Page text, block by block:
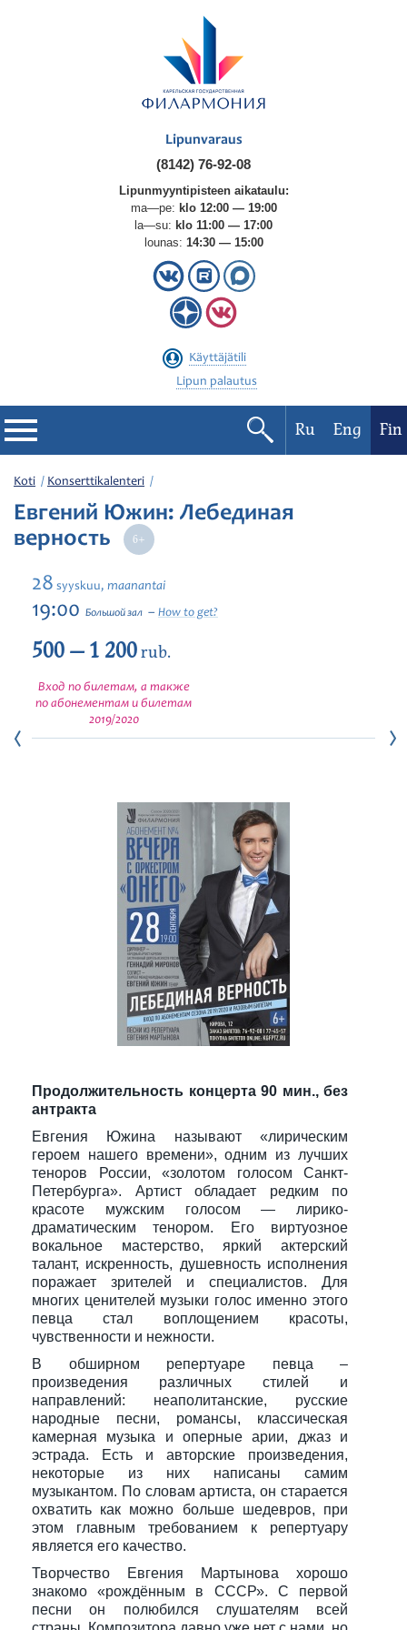
Lipunvaraus
(8142) 76-92-08
Lipunmyyntipisteen aikataulu:
ma—pe: klo 12:00 — 19:00
la—su: klo 11:00 — 17:00
lounas: 14:30 — 15:00
Käyttäjätili
Lipun palautus
Filharmonia
Konserttikalenteri
Festivaalit
Ru Eng Fin
Koti Konserttikalenteri
Евгений Южин: Лебединая
верность
28 syyskuu, maanantai
19:00 Большой зал How to get?
500 — 1 200rub.
Вход по билетам, а также
по абонементам и билетам
2019/2020
Продолжительность концерта 90 мин., без
антракта
Евгения Южина называют «лирическим
героем нашего времени», одним из лучших
теноров России, «золотом голосом Санкт-
Петербурга». Артист обладает редким по
красоте мужским голосом — лирико-
драматическим тенором. Его виртуозное
вокальное мастерство, яркий актерский
талант, искренность, душевность исполнения
поражает зрителей и специалистов. Для
многих ценителей музыки голос именно этого
певца стал воплощением красоты,
чувственности и нежности.
В обширном репертуаре певца –
произведения различных стилей и
направлений: неаполитанские, русские
народные песни, романсы, классическая
камерная музыка и оперные арии, джаз и
эстрада. Есть и авторские произведения,
некоторые из них написаны самим
музыкантом. По словам артиста, он старается
охватить как можно больше шедевров, при
этом главным требованием к репертуару
является его качество.
Творчество Евгения Мартынова хорошо
знакомо «рождённым в СССР». С первой
песни он полюбился слушателям всей